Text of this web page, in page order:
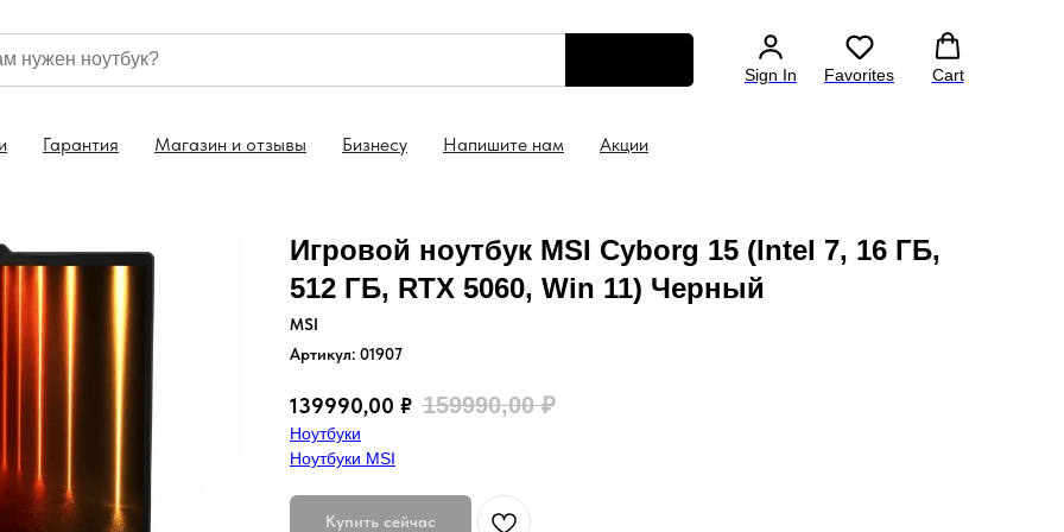
Sign In Favorites Cart
Гарантия Магазин и отзывы Бизнесу Напишите нам Акции
+7 (499) 130 46-44 Гарантия на все ноутбуки 1 год
Игровой ноутбук MSI Cyborg 15 (Intel 7, 16 ГБ,
512 ГБ, RTX 5060, Win 11) Черный
MSI
Артикул: 01907
139990,00 ₽ 159990,00 ₽
Ноутбуки
Ноутбуки MSI
Купить сейчас